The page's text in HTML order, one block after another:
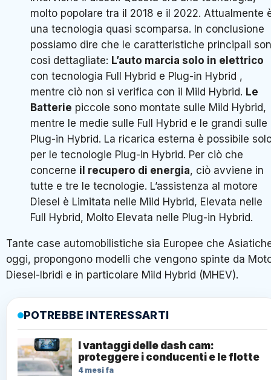
molto popolare tra il 2018 e il 2022. Attualmente
una tecnologia quasi scomparsa. In conclusione
possiamo dire che le caratteristiche principali
cosi dettagliate: L’auto marcia solo in elettrico
con tecnologia Full Hybrid e Plug-in Hybrid ,
mentre ciò non si verifica con il Mild Hybrid. Le
Batterie piccole sono montate sulle Mild Hybrid,
mentre le medie sulle Full Hybrid e le grandi sulle
Plug-in Hybrid. La ricarica esterna è possibile
per le tecnologie Plug-in Hybrid. Per ciò che
concerne il recupero di energia, ciò avviene in
tutte e tre le tecnologie. L’assistenza al motore
Diesel è Limitata nelle Mild Hybrid, Elevata nelle
Full Hybrid, Molto Elevata nelle Plug-in Hybrid.
Tante case automobilistiche sia Europee che
oggi, propongono modelli che vengono spinte da
Diesel-Ibridi e in particolare Mild Hybrid (MHEV).
POTREBBE INTERESSARTI
I vantaggi delle dash cam:
proteggere i conducenti e le flotte
4 mesi fa